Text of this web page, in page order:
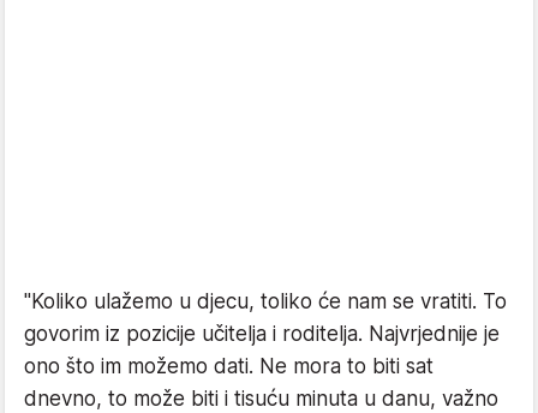
"Koliko ulažemo u djecu, toliko će nam se vratiti. To
govorim iz pozicije učitelja i roditelja. Najvrjednije je
ono što im možemo dati. Ne mora to biti sat
dnevno, to može biti i tisuću minuta u danu, važno